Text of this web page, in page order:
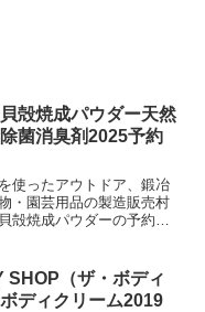
殻焼成パウダー天然
菌消臭剤2025予約
使ったアウトドア、鍛冶
・園芸用品の製造販売村
殻焼成パウダーの予約販
臭いは雑菌とその雑菌か
イソ吉草酸...
SHOP（ザ・ボディ
ディクリーム2019